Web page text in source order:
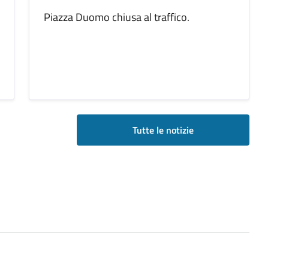
Piazza Duomo chiusa al traffico.
Tutte le notizie